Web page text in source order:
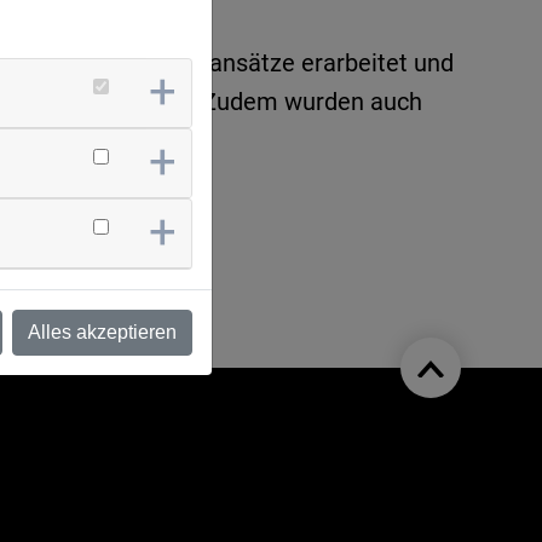
wurden Projektansätze erarbeitet und
überführen soll. Zudem wurden auch
Alles akzeptieren